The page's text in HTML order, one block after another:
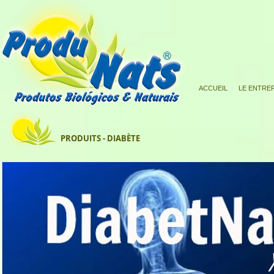
PRODUITS - DIABÈTE
LE
ACCUEIL